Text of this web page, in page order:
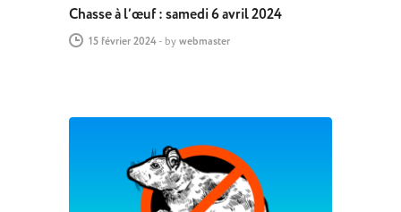
Chasse à l’œuf : samedi 6 avril 2024
15 février 2024- by webmaster